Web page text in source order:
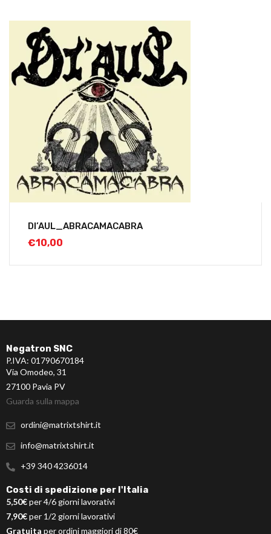
DI’AUL_ABRACAMACABRA
€10,00
Negatron SNC
P.IVA: 01790670184
Via Omodeo, 31
27100 Pavia PV
Guarda sulla mappa
ordini@matrixtshirt.it
info@matrixtshirt.it
+39 340 4236014
Costi di spedizione per l'Italia
5,50€per 4/6 giorni lavorativi
7,90€per 1/2 giorni lavorativi
Gratuita per ordini maggiori di 80€